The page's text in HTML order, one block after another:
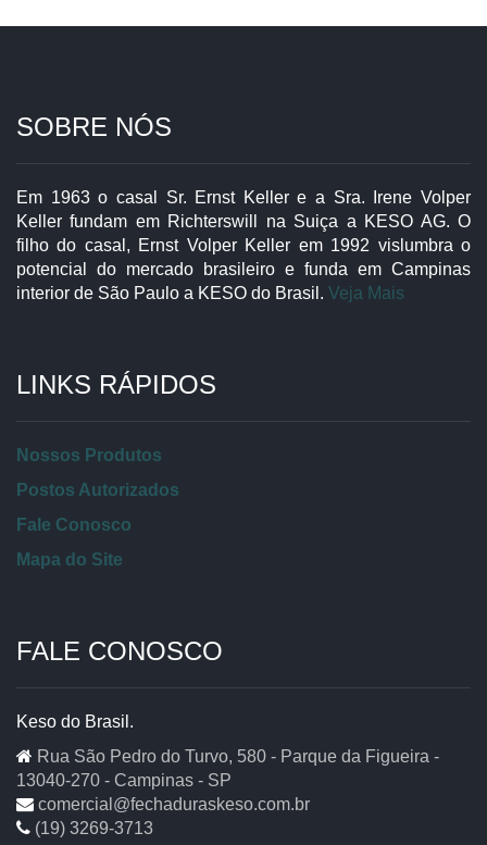
SOBRE NÓS
Em 1963 o casal Sr. Ernst Keller e a Sra. Irene Volper
Keller fundam em Richterswill na Suiça a KESO AG. O
filho do casal, Ernst Volper Keller em 1992 vislumbra o
potencial do mercado brasileiro e funda em Campinas
interior de São Paulo a KESO do Brasil. Veja Mais
LINKS RÁPIDOS
Nossos Produtos
Postos Autorizados
Fale Conosco
Mapa do Site
FALE CONOSCO
Keso do Brasil.
Rua São Pedro do Turvo, 580 - Parque da Figueira -
13040-270 - Campinas - SP
comercial@fechaduraskeso.com.br
(19) 3269-3713